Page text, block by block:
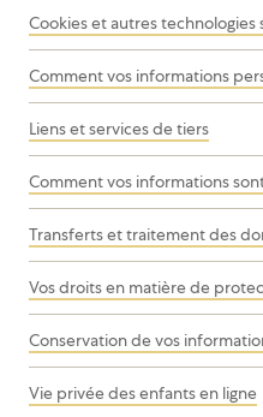
Cookies et autres technologies
Comment vos informations
Liens et services de tiers
Comment vos informations
Transferts et traitement des
Vos droits en matière de
Conservation de vos
Vie privée des enfants en ligne